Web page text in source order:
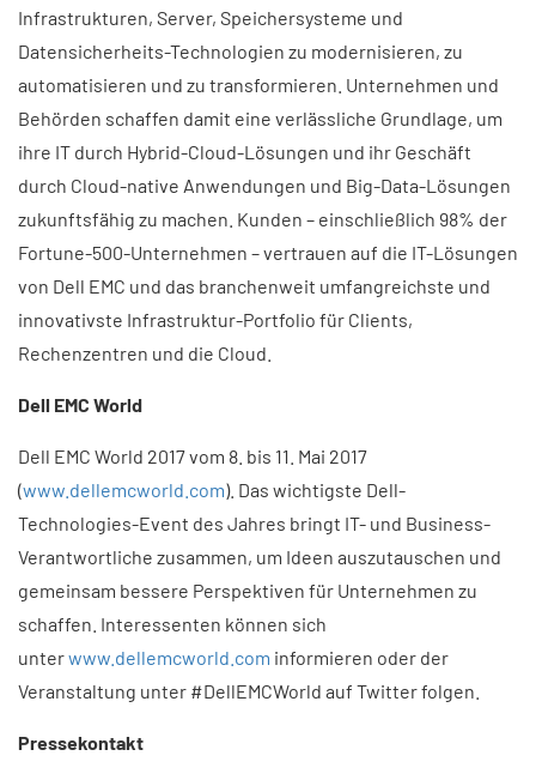
Infrastrukturen, Server, Speichersysteme und
Datensicherheits-Technologien zu modernisieren, zu
automatisieren und zu transformieren. Unternehmen und
Behörden schaffen damit eine verlässliche Grundlage, um
ihre IT durch Hybrid-Cloud-Lösungen und ihr Geschäft
durch Cloud-native Anwendungen und Big-Data-Lösungen
zukunftsfähig zu machen. Kunden – einschließlich 98% der
Fortune-500-Unternehmen – vertrauen auf die IT-Lösungen
von Dell EMC und das branchenweit umfangreichste und
innovativste Infrastruktur-Portfolio für Clients,
Rechenzentren und die Cloud.
Dell EMC World
Dell EMC World 2017 vom 8. bis 11. Mai 2017
(www.dellemcworld.com). Das wichtigste Dell-
Technologies-Event des Jahres bringt IT- und Business-
Verantwortliche zusammen, um Ideen auszutauschen und
gemeinsam bessere Perspektiven für Unternehmen zu
schaffen. Interessenten können sich
unterwww.dellemcworld.com informieren oder der
Veranstaltung unter #Dell­EMCWorld auf Twitter folgen.
Pressekontakt